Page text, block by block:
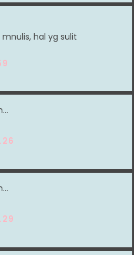
hal yg sulit